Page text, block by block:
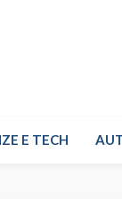
E TECH